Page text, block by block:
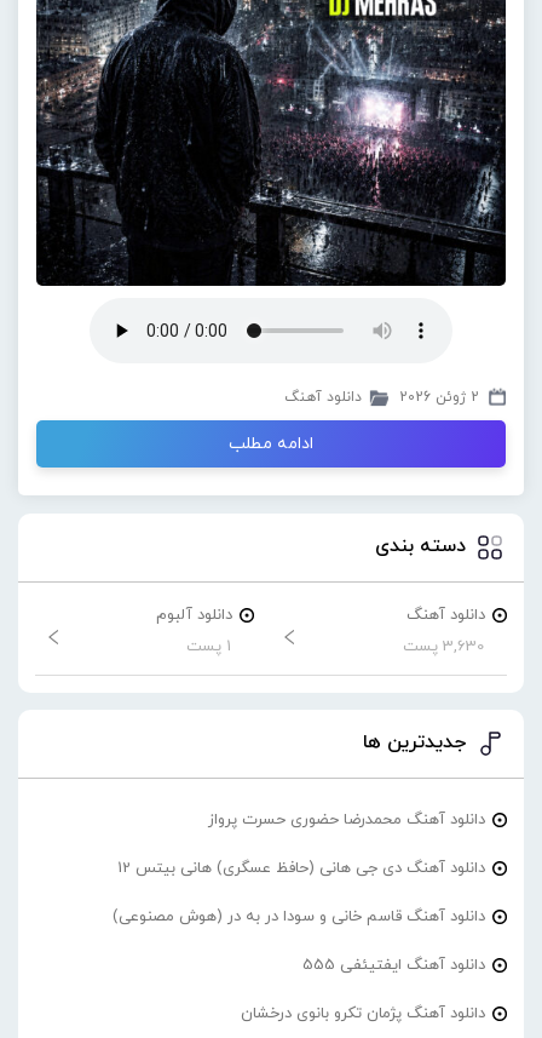
2 ژوئن 2026 دانلود آهنگ
ادامه مطلب
دسته بندی
دانلود آهنگ
3,630 پست
دانلود آلبوم
1 پست
جدیدترین ها
دانلود آهنگ محمدرضا حضورى حسرت پرواز
دانلود آهنگ دی جی هانی (حافظ عسگری) هانی بیتس 12
دانلود آهنگ قاسم خانی و سودا در به در (هوش مصنوعی)
دانلود آهنگ ایفتیئفی 555
دانلود آهنگ پژمان تکرو بانوی درخشان